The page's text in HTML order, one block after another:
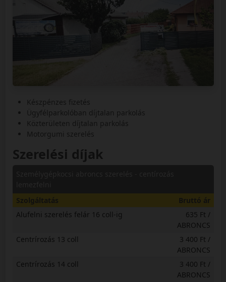
Készpénzes fizetés
Ügyfélparkolóban díjtalan parkolás
Közterületen díjtalan parkolás
Motorgumi szerelés
Szerelési díjak
Szolgáltatás
Bruttó ár
Alufelni szerelés felár 16 coll-ig
635 Ft /
ABRONCS
Centrírozás 13 coll
3 400 Ft /
ABRONCS
Centrírozás 14 coll
3 400 Ft /
ABRONCS